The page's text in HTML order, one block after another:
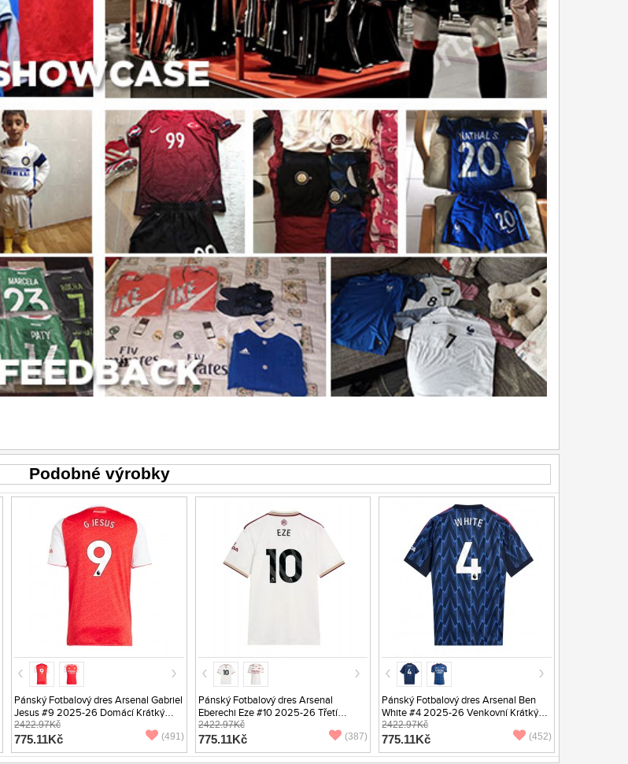
Podobné výrobky
Pánský Fotbalový dres Arsenal Gabriel
Jesus #9 2025-26 Domácí Krátký
Rukáv
2422.97Kč
775.11Kč (491)
Pánský Fotbalový dres Arsenal
Eberechi Eze #10 2025-26 Třetí
Krátký Rukáv
2422.97Kč
775.11Kč (387)
Pánský Fotbalový dres Arsenal Ben
White #4 2025-26 Venkovní Krátký
Rukáv
2422.97Kč
775.11Kč (452)